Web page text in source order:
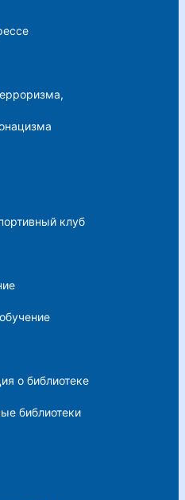
клуб
о библиотеке
библиотеки